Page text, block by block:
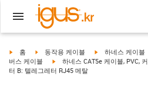
igus-icon-arrow-right
홈 igus-icon-arrow-right
동작용 케이블 igus-icon-arrow-
하네스 케이블
버스 케이블
igus-icon-arrow-right
하네스 CAT5e 케이블, PVC,
터 B: 텔레그레터 RJ45 메탈